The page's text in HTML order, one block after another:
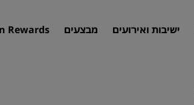
ישיבות ואירועים מבצעים Rewards